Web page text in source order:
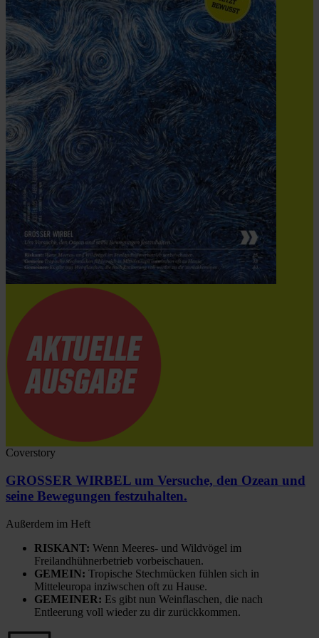
Coverstory
GROSSER WIRBEL um Versuche, den Ozean und
seine Bewegungen festzuhalten.
Außerdem im Heft
RISKANT: Wenn Meeres- und Wildvögel im
Freilandhühnerbetrieb vorbeischauen.
GEMEIN: Tropische Stechmücken fühlen sich in
Mitteleuropa inziwschen oft zu Hause.
GEMEINER: Es gibt nun Weinflaschen, die nach
Entleerung voll wieder zu dir zurückkommen.